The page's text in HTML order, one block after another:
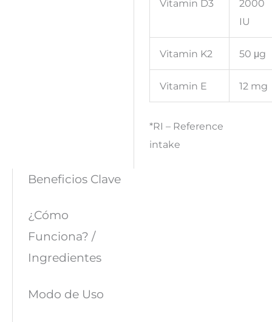
Vitamin D3
2000
IU
Vitamin K2 50 μg
Vitamin E 12 mg
*RI – Reference
intake
Beneficios Clave
¿Cómo
Funciona? /
Ingredientes
Modo de Uso